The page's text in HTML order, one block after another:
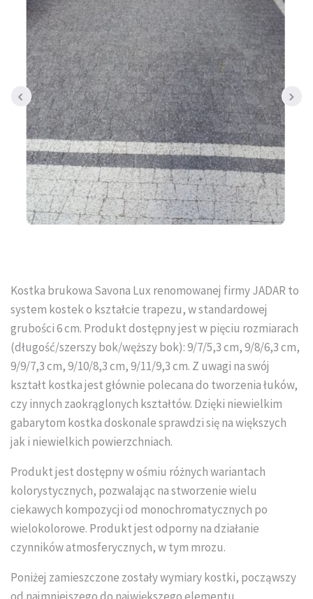
BRUK SA Śląsk
KOST-BET Śląsk
Bruk Sp. z o.o. Śląsk
DREWBET Śląsk
Goliat Gres Śląsk
KONTAKT
Układanie kostki brukowej
Kostka brukowa Savona Lux renomowanej firmy JADAR to
system kostek o kształcie trapezu, w standardowej
grubości 6 cm. Produkt dostępny jest w pięciu rozmiarach
(długość/szerszy bok/węższy bok): 9/7/5,3 cm, 9/8/6,3 cm,
9/9/7,3 cm, 9/10/8,3 cm, 9/11/9,3 cm. Z uwagi na swój
kształt kostka jest głównie polecana do tworzenia łuków,
czy innych zaokrąglonych kształtów. Dzięki niewielkim
gabarytom kostka doskonale sprawdzi się na większych
jak i niewielkich powierzchniach.
Produkt jest dostępny w ośmiu różnych wariantach
kolorystycznych, pozwalając na stworzenie wielu
ciekawych kompozycji od monochromatycznych po
wielokolorowe. Produkt jest odporny na działanie
czynników atmosferycznych, w tym mrozu.
Poniżej zamieszczone zostały wymiary kostki, począwszy